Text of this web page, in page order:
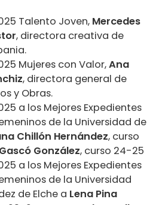
Talento Joven, Mercedes
, directora creativa de
Mujeres con Valor,Ana
, directora general de
y Obras.
a los Mejores Expedientes
de la Universidad de
Chillón Hernández, curso
González, curso 24-25
a los Mejores Expedientes
de la Universidad
de Elche a Lena Pina